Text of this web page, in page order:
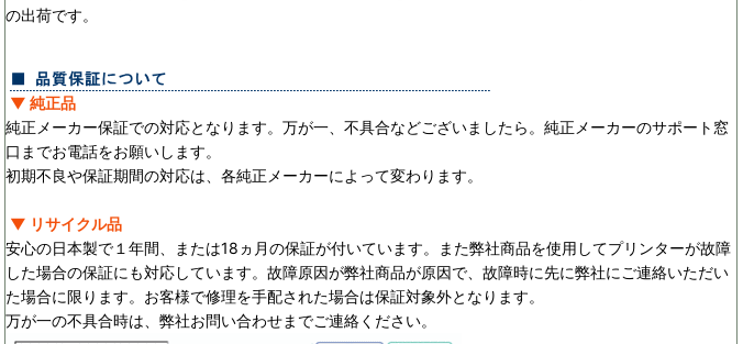
の出荷です。
▼ 純正品
純正メーカー保証での対応となります。万が一、不具合などございましたら。純正メーカーのサポート窓
口までお電話をお願いします。
初期不良や保証期間の対応は、各純正メーカーによって変わります。
▼ リサイクル品
安心の日本製で１年間、または18ヵ月の保証が付いています。また弊社商品を使用してプリンターが故障
した場合の保証にも対応しています。故障原因が弊社商品が原因で、故障時に先に弊社にご連絡いただい
た場合に限ります。お客様で修理を手配された場合は保証対象外となります。
万が一の不具合時は、弊社お問い合わせまでご連絡ください。